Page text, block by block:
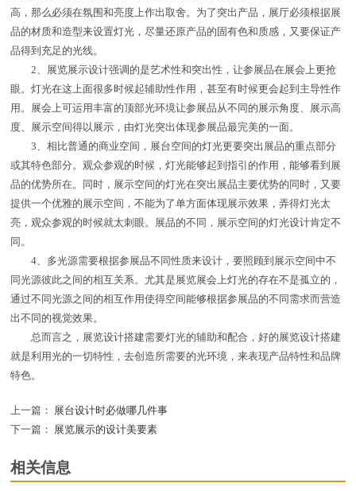
高，那么必须在氛围和亮度上作出取舍。为了突出产品，展厅必须根据展
品的材质和造型来设置灯光，尽量还原产品的固有色和质感，又要保证产
品得到充足的光线。
2、展览展示设计强调的是艺术性和突出性，让参展品在展会上更抢
眼。灯光在这上面很多时候起辅助性作用，甚至有时候更会起到主导性作
用。展会上可运用丰富的顶部光环境让参展品从不同的展示角度、展示高
度、展示空间得以展示，由灯光突出体现参展品最完美的一面。
3、相比普通的商业空间，展台空间的灯光更要突出展品的重点部分
或其特色部分。观众参观的时候，灯光能够起到指引的作用，能够看到展
品的优势所在。同时，展示空间的灯光在突出展品主要优势的同时，又要
提供一个优雅的展示空间，不能为了单方面体现展示效果，弄得灯光太
亮，观众参观的时候就太刺眼。展品的不同，展示空间的灯光设计肯定不
同。
4、多光源需要根据参展品不同性质来设计，要照顾到展示空间中不
同光源彼此之间的相互关系。尤其是展览展会上灯光的存在不是孤立的，
通过不同光源之间的相互作用使得空间能够根据参展品的不同需求而营造
出不同的视觉效果。
总而言之，展览设计搭建需要灯光的辅助和配合，好的展览设计搭建
就是利用光的一切特性，去创造所需要的光环境，来表现产品特性和品牌
特色。
上一篇：
展台设计时必做哪几件事
下一篇：
展览展示的设计美要素
相关信息